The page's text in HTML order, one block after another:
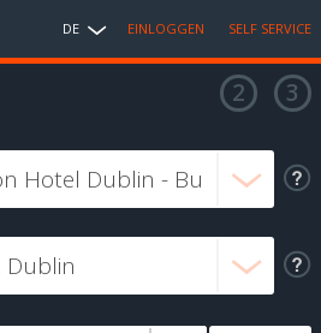
DE EINLOGGEN SELF SERVICE